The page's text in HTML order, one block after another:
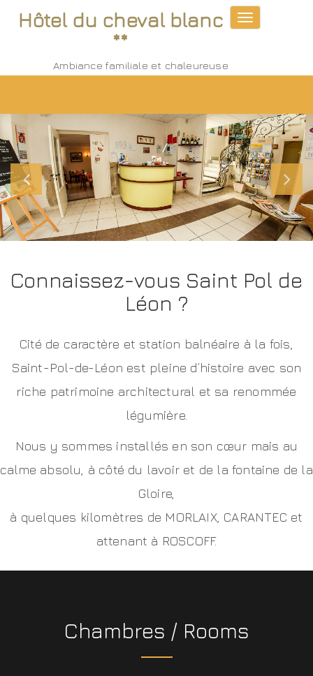
Toggle
navigation
Hôtel du cheval blanc
**
Ambiance familiale et chaleureuse
Connaissez-vous Saint Pol de
Léon ?
Cité de caractère et station balnéaire à la fois,
Saint-Pol-de-Léon est pleine d’histoire avec son
riche patrimoine architectural et sa renommée
légumière.
Nous y sommes installés en son cœur mais au
calme absolu, à côté du lavoir et de la fontaine de la
Gloire,
à quelques kilomètres de MORLAIX, CARANTEC et
attenant à ROSCOFF.
Chambres / Rooms